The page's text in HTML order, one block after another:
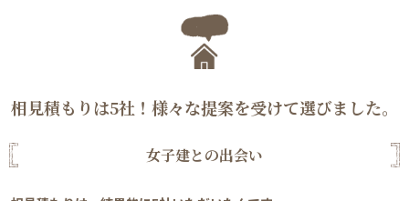
相見積もりは5社！様々な提案を受けて選びました。
女子建との出会い